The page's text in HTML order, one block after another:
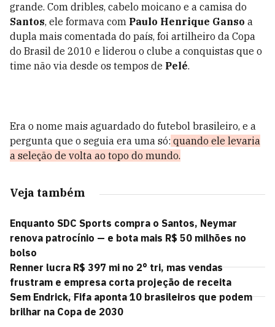
grande. Com dribles, cabelo moicano e a camisa do
Santos, ele formava com Paulo Henrique Ganso a
dupla mais comentada do país, foi artilheiro da Copa
do Brasil de 2010 e liderou o clube a conquistas que o
time não via desde os tempos de Pelé.
Era o nome mais aguardado do futebol brasileiro, e a
pergunta que o seguia era uma só: quando ele levaria
a seleção de volta ao topo do mundo.
Veja também
Enquanto SDC Sports compra o Santos, Neymar
renova patrocínio — e bota mais R$ 50 milhões no
bolso
Renner lucra R$ 397 mi no 2° tri, mas vendas
frustram e empresa corta projeção de receita
Sem Endrick, Fifa aponta 10 brasileiros que podem
brilhar na Copa de 2030